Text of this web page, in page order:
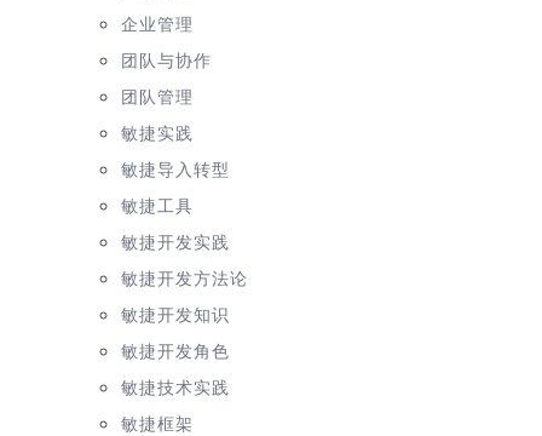
企业管理
团队与协作
团队管理
敏捷实践
敏捷导入转型
敏捷工具
敏捷开发实践
敏捷开发方法论
敏捷开发知识
敏捷开发角色
敏捷技术实践
敏捷框架